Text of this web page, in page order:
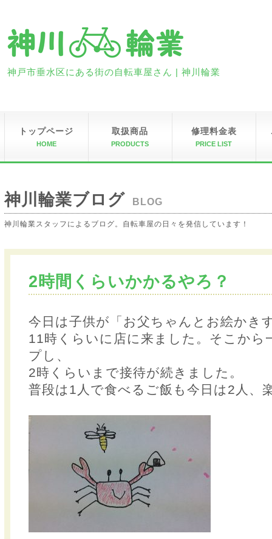
神戸市垂水区にある街の自転車屋さん | 神川輪業
トップページ
HOME
取扱商品
PRODUCTS
修理料金表
PRICE LIST
神川輪業ブログ BLOG
神川輪業スタッフによるブログ。自転車屋の日々を発信しています！
2時間くらいかかるやろ？
今日は子供が「お父ちゃんとお絵かき
11時くらいに店に来ました。そこから
プし、
2時くらいまで接待が続きました。
普段は1人で食べるご飯も今日は2人、